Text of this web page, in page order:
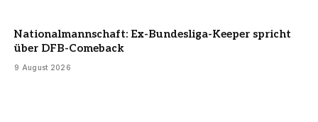
Nationalmannschaft: Ex-Bundesliga-Keeper spricht
über DFB-Comeback
9 August 2026